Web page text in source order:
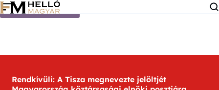
Ugrás a tartalomra
Rendkívüli: A Tisza megnevezte jelöltjét